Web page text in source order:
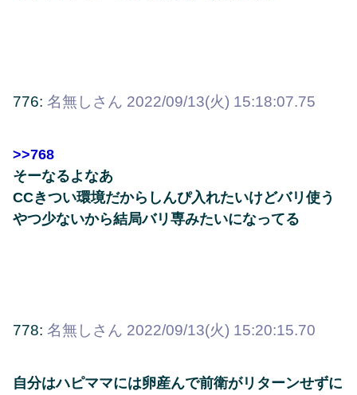
776: 名無しさん 2022/09/13(火) 15:18:07.75
>>768
そーなるよなあ
CCきつい環境だからしんぴ入れたいけどバリ使う
やつ少ないから結局バリ専みたいになってる
778: 名無しさん 2022/09/13(火) 15:20:15.70
自分はハピママには卵産んで前衛がリターンせずに